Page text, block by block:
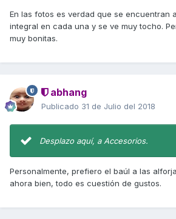
En las fotos es verdad que se encuentran
integral en cada una y se ve muy tocho.
muy bonitas.
abhang
Publicado 31 de Julio del 2018
Desplazo aquí, a Accesorios.
Personalmente, prefiero el baúl a las
ahora bien, todo es cuestión de gustos.